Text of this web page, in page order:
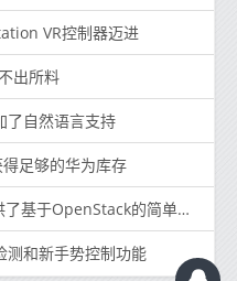
VR控制器迈进
出所料
了自然语言支持
足够的华为库存
的简单私有云即服务平台
测和新手势控制功能